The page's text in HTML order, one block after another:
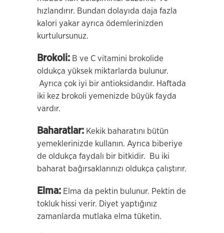
hızlandırır. Bundan dolayıda daja fazla
kalori yakar ayrıca ödemlerinizden
kurtulursunuz.
Brokoli: B ve C vitamini brokolide
oldukça yüksek miktarlarda bulunur.
Ayrıca çok iyi bir antioksidandır. Haftada
iki kez brokoli yemenizde büyük fayda
vardır.
Baharatlar: Kekik baharatını bütün
yemeklerinizde kullanın. Ayrıca biberiye
de oldukça faydalı bir bitkidir. Bu iki
baharat bağırsaklarınızı oldukça çalıştırır.
Elma: Elma da pektin bulunur. Pektin de
tokluk hissi verir. Diyet yaptığınız
zamanlarda mutlaka elma tüketin.